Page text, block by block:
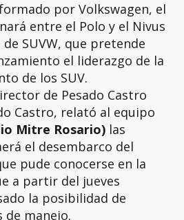
por Volkswagen, el
entre el Polo y el Nivus
SUVW, que pretende
el liderazgo de la
de los SUV.
de Pesado Castro
Castro, relató al equipo
Mitre Rosario) las
el desembarco del
pude conocerse en la
a partir del jueves
la posibilidad de
manejo.